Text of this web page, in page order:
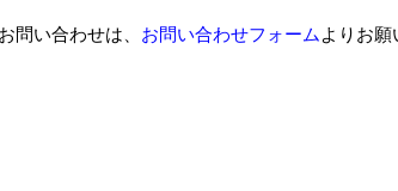
問い合わせは、 お問い合わせフォームよりお願